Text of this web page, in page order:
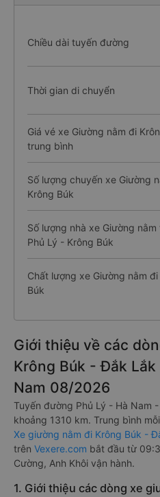
Chiều dài tuyến đường
Thời gian di chuyển
Giá vé xe Giường nằm đi
trung bình
Số lượng chuyến xe Giường
Krông Búk
Số lượng nhà xe Giường nằm
Phủ Lý - Krông Búk
Chất lượng xe Giường nằm đi
Búk
Giới thiệu về các
Krông Búk - Đắk
Nam 08/2026
Tuyến đường Phủ Lý - Hà Nam
khoảng 1310 km. Trung bình
Xe giường nằm đi Krông Búk -
trên Vexere.com bắt đầu từ
Cường, Anh Khôi vận hành.
1. Giới thiệu các dòng xe